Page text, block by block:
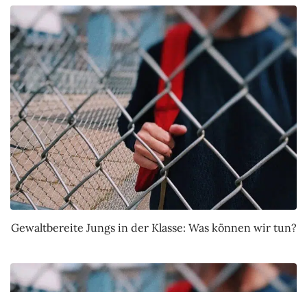
Gewaltbereite Jungs in der Klasse: Was können wir tun?